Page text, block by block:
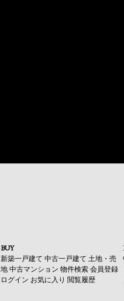
BUY
新築一戸建て 中古一戸建て 土地・売
地 中古マンション 物件検索 会員登録
ログイン お気に入り 閲覧履歴